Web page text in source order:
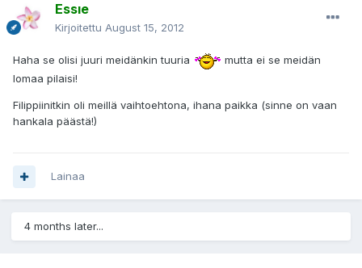
Essıe
Kirjoitettu August 15, 2012
Haha se olisi juuri meidänkin tuuria
mutta ei se meidän
lomaa pilaisi!
Filippiinitkin oli meillä vaihtoehtona, ihana paikka (sinne on vaan
hankala päästä!)
Lainaa
4 months later...